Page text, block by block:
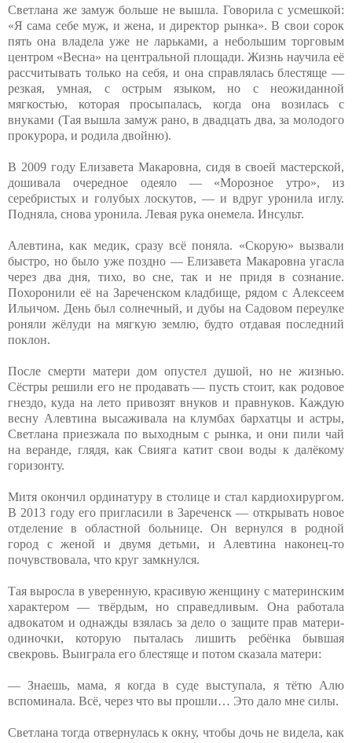
Светлана же замуж больше не вышла. Говорила с усмешкой:
«Я сама себе муж, и жена, и директор рынка». В свои сорок
пять она владела уже не ларьками, а небольшим торговым
центром «Весна» на центральной площади. Жизнь научила её
рассчитывать только на себя, и она справлялась блестяще —
резкая, умная, с острым языком, но с неожиданной
мягкостью, которая просыпалась, когда она возилась с
внуками (Тая вышла замуж рано, в двадцать два, за молодого
прокурора, и родила двойню).
В 2009 году Елизавета Макаровна, сидя в своей мастерской,
дошивала очередное одеяло — «Морозное утро», из
серебристых и голубых лоскутов, — и вдруг уронила иглу.
Подняла, снова уронила. Левая рука онемела. Инсульт.
Алевтина, как медик, сразу всё поняла. «Скорую» вызвали
быстро, но было уже поздно — Елизавета Макаровна угасла
через два дня, тихо, во сне, так и не придя в сознание.
Похоронили её на Зареченском кладбище, рядом с Алексеем
Ильичом. День был солнечный, и дубы на Садовом переулке
роняли жёлуди на мягкую землю, будто отдавая последний
поклон.
После смерти матери дом опустел душой, но не жизнью.
Сёстры решили его не продавать — пусть стоит, как родовое
гнездо, куда на лето привозят внуков и правнуков. Каждую
весну Алевтина высаживала на клумбах бархатцы и астры,
Светлана приезжала по выходным с рынка, и они пили чай
на веранде, глядя, как Свияга катит свои воды к далёкому
горизонту.
Митя окончил ординатуру в столице и стал кардиохирургом.
В 2013 году его пригласили в Зареченск — открывать новое
отделение в областной больнице. Он вернулся в родной
город с женой и двумя детьми, и Алевтина наконец-то
почувствовала, что круг замкнулся.
Тая выросла в уверенную, красивую женщину с материнским
характером — твёрдым, но справедливым. Она работала
адвокатом и однажды взялась за дело о защите прав матери-
одиночки, которую пыталась лишить ребёнка бывшая
свекровь. Выиграла его блестяще и потом сказала матери:
— Знаешь, мама, я когда в суде выступала, я тётю Алю
вспоминала. Всё, через что вы прошли… Это дало мне силы.
Светлана тогда отвернулась к окну, чтобы дочь не видела, как